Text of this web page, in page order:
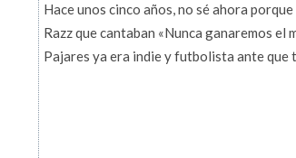
Hace unos cinco años, no sé ahora
Razz que cantaban «Nunca ganaremos
Pajares ya era indie y futbolista ante que